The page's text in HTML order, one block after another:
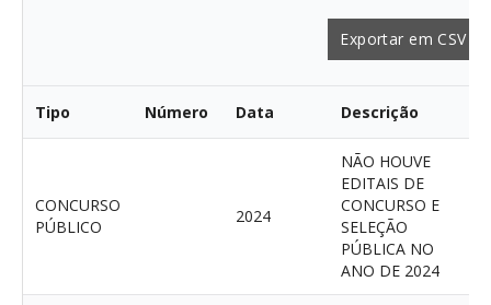
Exportar em CSV
Tipo Número Data Descrição
CONCURSO
PÚBLICO
2024
NÃO HOUVE
EDITAIS DE
CONCURSO E
SELEÇÃO
PÚBLICA NO
ANO DE 2024